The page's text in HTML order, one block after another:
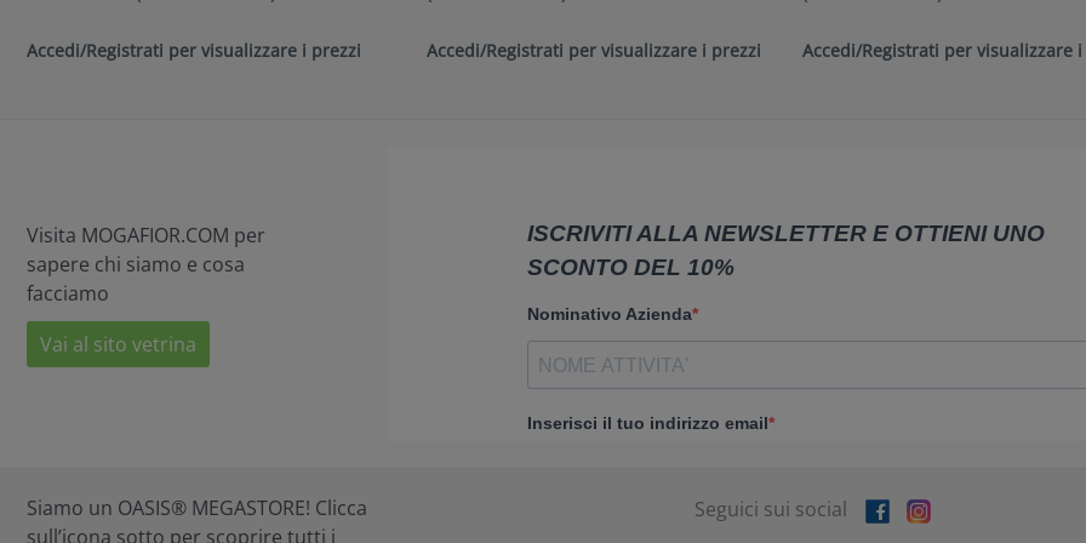
Accedi/Registrati per visualizzare i prezzi Accedi/Registrati per visualizzare i prezzi Accedi/Registrati per visualizzare
Visita MOGAFIOR.COM per
sapere chi siamo e cosa
facciamo
Vai al sito vetrina
Siamo un OASIS® MEGASTORE! Clicca
sull’icona sotto per scoprire tutti i
Seguici sui social